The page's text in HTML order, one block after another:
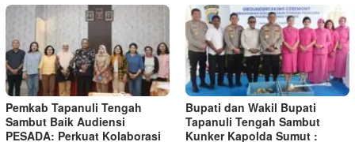
Pemkab Tapanuli Tengah
Sambut Baik Audiensi
PESADA: Perkuat Kolaborasi
Bupati dan Wakil Bupati
Tapanuli Tengah Sambut
Kunker Kapolda Sumut :